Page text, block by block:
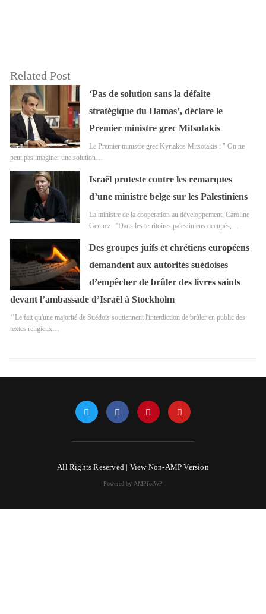
Related Post
‘Pas de solution sans la défaite
stratégique du Hamas’, déclare le
Premier ministre grec Mitsotakis
Le Premier ministre grec Kyriakos Mitsotakis : " On ne
peut pas imaginer une solution…
Israël proteste contre les remarques
d’une ministre belge sur les Palestiniens
La ministre de la coopération au développement, Caroline
Gennez : ''Dans les territoires palestiniens occupés,…
Des groupes juifs et chrétiens européens
demandent aux autorités suédoises
d’empêcher de brûler des livres saints
devant l’ambassade d’Israël à Stockholm
‘’Le fait qu'une majorité de Suédois soutiennent l'interdiction de brûler en public des
textes religieux…
All Rights Reserved | View Non-AMP Version
Powered by AMPforWP